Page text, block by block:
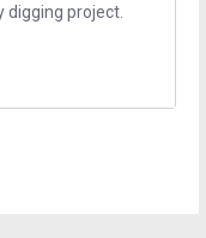
project.